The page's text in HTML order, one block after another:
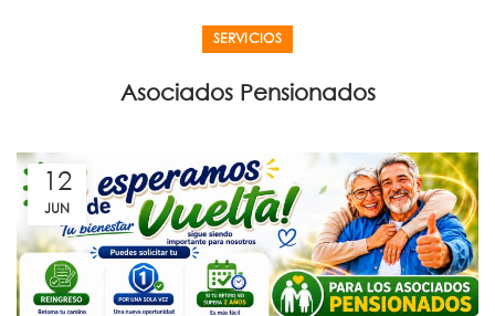
SERVICIOS
Asociados Pensionados
12
JUN